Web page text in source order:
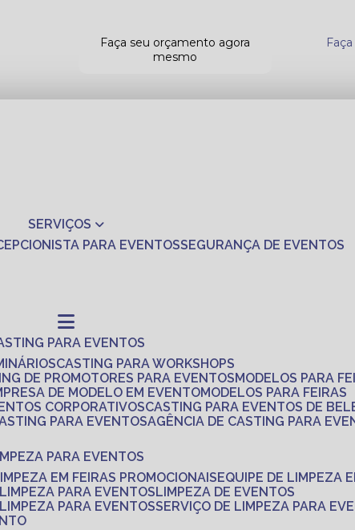
Faça seu orçamento agora
mesmo
SERVIÇOS
PARA EVENTOS SEGURANÇA DE EVENTOS
PARA EVENTOS
CASTING PARA WORKSHOPS
DE PROMOTORES PARA EVENTOS
MODELOS PARA
DE MODELO EM EVENTO
MODELOS PARA FEIRAS
CORPORATIVOS
CASTING PARA EVENTOS DE
PARA EVENTOS
AGÊNCIA DE CASTING PARA
PARA EVENTOS
EM FEIRAS PROMOCIONAIS
EQUIPE DE LIMPEZA
LIMPEZA PARA EVENTOS
LIMPEZA DE EVENTOS
LIMPEZA PARA EVENTOS SERVIÇO DE LIMPEZA PARA